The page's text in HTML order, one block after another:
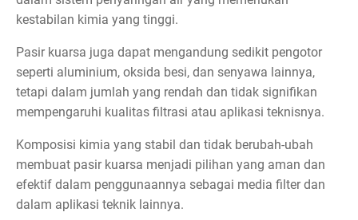
kestabilan kimia yang tinggi.
Pasir kuarsa juga dapat mengandung sedikit pengotor
seperti aluminium, oksida besi, dan senyawa lainnya,
tetapi dalam jumlah yang rendah dan tidak signifikan
mempengaruhi kualitas filtrasi atau aplikasi teknisnya.
Komposisi kimia yang stabil dan tidak berubah-ubah
membuat pasir kuarsa menjadi pilihan yang aman dan
efektif dalam penggunaannya sebagai media filter dan
dalam aplikasi teknik lainnya.